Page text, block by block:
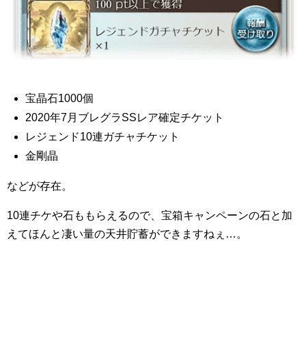
宝晶石1000個
2020年7月ブレグラSSレア確定チケット
レジェンド10連ガチャチケット
金剛晶
などが存在。
10連チケや石ももらえるので、宝箱キャンペーンの石と加
えてほんと凄い量の天井貯蓄ができますねぇ…。